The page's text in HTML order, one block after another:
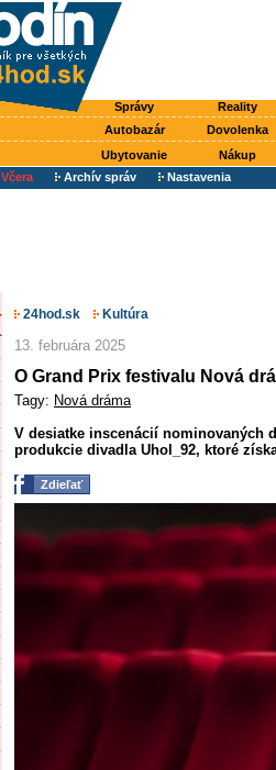
Správy Reality
Autobazár Dovolenka
Ubytovanie Nákup
Včera Archív správ Nastavenia
24hod.sk Kultúra
13. februára 2025
O Grand Prix festivalu Nová
Tagy: Nová dráma
V desiatke inscenácií nominovaných
produkcie divadla Uhol_92, ktoré
Zdieľať